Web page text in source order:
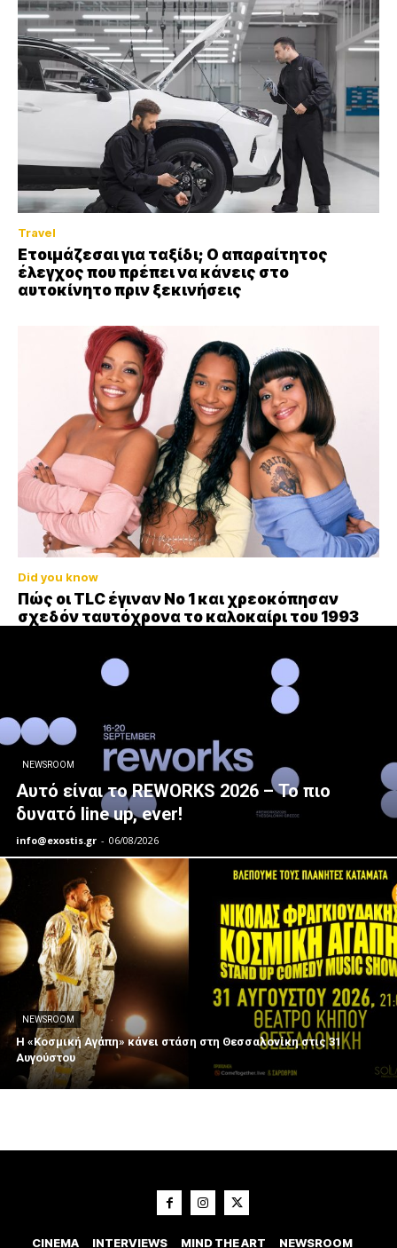
Travel
Ετοιμάζεσαι για ταξίδι; Ο απαραίτητος
έλεγχος που πρέπει να κάνεις στο
αυτοκίνητο πριν ξεκινήσεις
Did you know
Πώς οι TLC έγιναν Νο 1 και χρεοκόπησαν
σχεδόν ταυτόχρονα το καλοκαίρι του 1993
NEWSROOM
Αυτό είναι το REWORKS 2026 – Το πιο
δυνατό line up, ever!
info@exostis.gr - 06/08/2026
NEWSROOM
Η «Κοσμική Αγάπη» κάνει στάση στη Θεσσαλονίκη στις 31
Αυγούστου
CINEMA INTERVIEWS MIND THE ART NEWSROOM